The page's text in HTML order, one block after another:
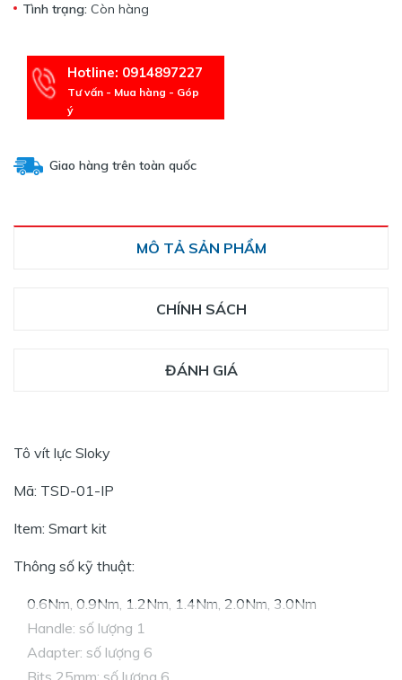
Tình trạng: Còn hàng
Hotline: 0914897227
Tư vấn - Mua hàng - Góp
ý
Giao hàng trên toàn quốc
MÔ TẢ SẢN PHẨM
CHÍNH SÁCH
ĐÁNH GIÁ
Tô vít lực Sloky
Mã: TSD-01-IP
Item: Smart kit
Thông số kỹ thuật:
0.6Nm, 0.9Nm, 1.2Nm, 1.4Nm, 2.0Nm, 3.0Nm
Handle: số lượng 1
Adapter: số lượng 6
Bits 25mm: số lượng 6